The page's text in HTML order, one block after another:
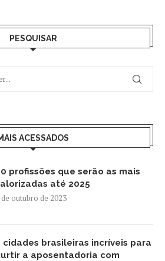
PESQUISAR
ACESSADOS
profissões que serão as mais
até 2025
de outubro de 2023
cidades brasileiras incríveis para
a aposentadoria com